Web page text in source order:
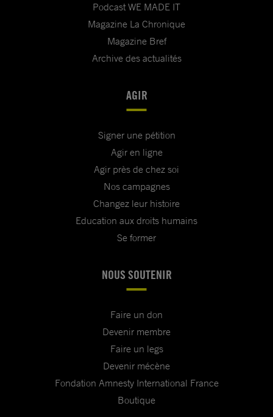
Podcast WE MADE IT
Magazine La Chronique
Magazine Bref
Archive des actualités
AGIR
Signer une pétition
Agir en ligne
Agir près de chez soi
Nos campagnes
Changez leur histoire
Education aux droits humains
Se former
NOUS SOUTENIR
Faire un don
Devenir membre
Faire un legs
Devenir mécène
Fondation Amnesty International France
Boutique